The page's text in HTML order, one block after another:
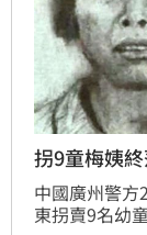
拐9童梅姨
中國廣州警
東拐賣9名幼